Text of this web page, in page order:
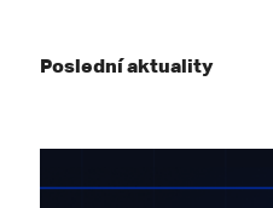
Poslední aktuality